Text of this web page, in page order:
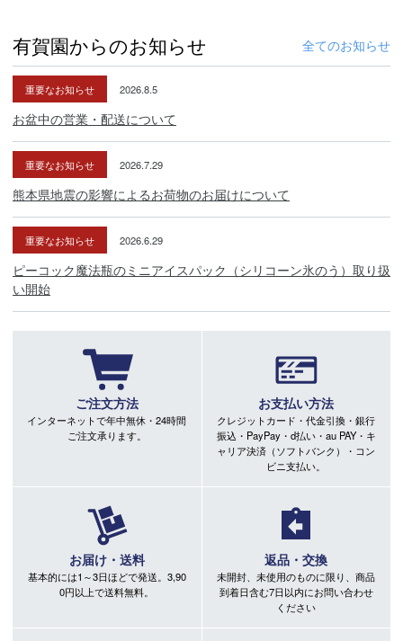
有賀園からのお知らせ 全てのお知らせ
重要なお知らせ 2026.8.5
お盆中の営業・配送について
重要なお知らせ 2026.7.29
熊本県地震の影響によるお荷物のお届けについて
重要なお知らせ 2026.6.29
ピーコック魔法瓶のミニアイスパック（シリコーン氷のう）取り扱
い開始
ご注文方法
インターネットで年中無休・24時間
ご注文承ります。
お支払い方法
クレジットカード・代金引換・銀行
振込・PayPay・d払い・au PAY・キ
ャリア決済（ソフトバンク）・コン
ビニ支払い。
お届け・送料
基本的には1～3日ほどで発送。3,90
0円以上で送料無料。
返品・交換
未開封、未使用のものに限り、商品
到着日含む7日以内にお問い合わせ
ください